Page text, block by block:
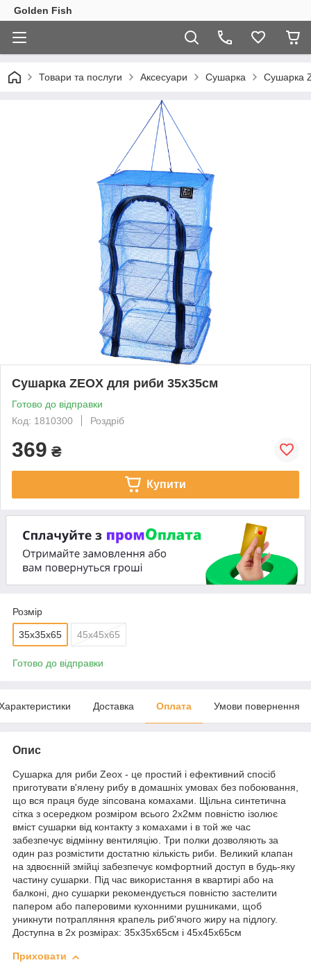
Golden Fish
Товари та послуги Аксесуари Сушарка Сушарка
Сушарка ZEOX для риби 35x35см
Готово до відправки
Код: 1810300
Роздріб
369 ₴
Купити
Розмір
35х35х65 45х45х65
Готово до відправки
Доставка Оплата Умови повернення
Опис
Сушарка для риби Zeox - це простий і ефективний спосіб
приготувати в'ялену рибу в домашніх умовах без побоювання,
що вся праця буде зіпсована комахами. Щільна синтетична
сітка з осередком розміром всього 2х2мм повністю ізолює
вміст сушарки від контакту з комахами і в той же час
забезпечує відмінну вентиляцію. Три полки дозволяють за
один раз розмістити достатню кількість риби. Великий клапан
на здвоєнній змійці забезпечує комфортний доступ в будь-яку
частину сушарки. Під час використання в квартирі або на
балконі, дно сушарки рекомендується повністю застелити
папером або паперовими кухонними рушниками, щоб
уникнути потрапляння крапель риб'ячого жиру на підлогу.
Доступна в 2х розмірах: 35х35х65см і 45х45х65см
Приховати